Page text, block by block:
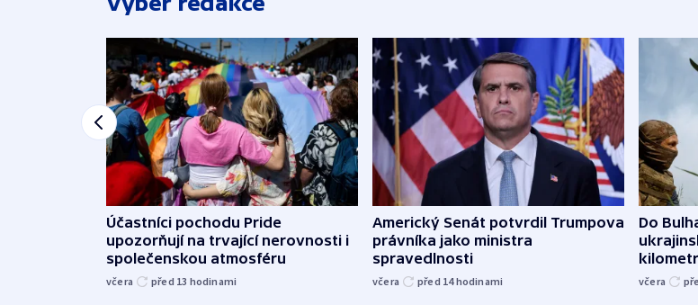
Účastníci pochodu Pride
upozorňují na trvající nerovnosti i
společenskou atmosféru
včera před 13 hodinami
Americký Senát potvrdil Trumpova
právníka jako ministra
spravedlnosti
včera před 14hodinami
Do
včera